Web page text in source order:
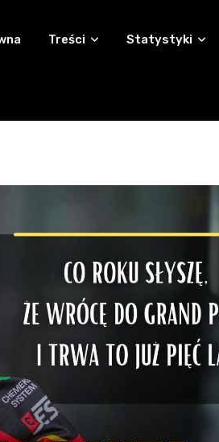
Treści Statystyki